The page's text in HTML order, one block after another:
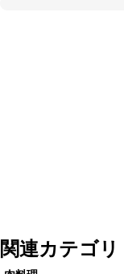
関連カテゴリ